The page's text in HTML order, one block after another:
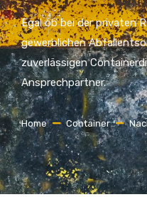
Egal ob bei der privaten
gewerblichen
zuverlässigen
Ansprechpartner.
Home Container